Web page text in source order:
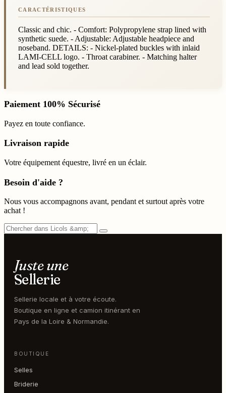
Classic and chic. - Comfort: Polypropylene strap lined with
synthetic suede. - Adjustable: Adjustable headpiece and
noseband. DETAILS: - Nickel-plated buckles with inlaid
LAMI-CELL logo. - Throat carabiner. - Matching halter
and lead sold together.
Paiement 100% Sécurisé
Payez en toute confiance.
Livraison rapide
Votre équipement équestre, livré en un éclair.
Besoin d'aide ?
Nous vous accompagnons avant, pendant et surtout après votre
achat !
Juste une
Sellerie
Sellerie locale et à votre écoute.
Boutique en ligne et camion itinérant en
Pays de la Loire & Normandie.
BOUTIQUE
Selles
Briderie